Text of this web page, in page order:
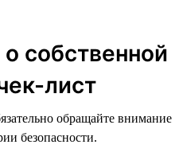
собственной
лист
обращайте внимание
безопасности.